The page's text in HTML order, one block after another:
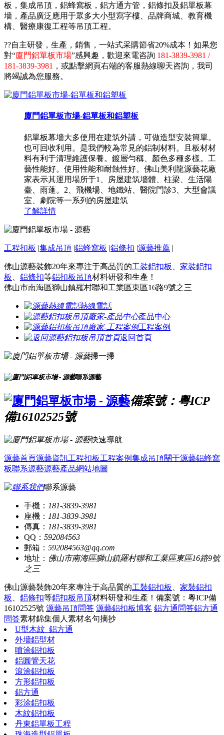
板，集成吊頂，鋁蜂窩板，鋁方通方管，鋁條扣及鋁單板幕
墻，產品廣泛應用于眾多大小型寫字樓、品牌商城、教育機
構、醫療康復工程等吊頂工程。
??自主研發，生產，銷售，一站式采購節省20%成本！如果您
對“廈門鋁單板市場”感興趣，歡迎來電咨詢 181-3839-3981 /
181-3839-3981 ，或點擊網頁右端的客服熱線聊天咨詢，我司
將竭誠為您服務。
廈門鋁單板市場-鋁單板和鋁塑板
鋁單板幕墻大多使用在建筑外請，可做造型安裝簡單。
也可回收利用。是我們較為常見的鋁制材料。且板材材
料有利于清理維護保養。鍍層勻稱、顏色多種多樣。工
藝性能好。使用性能和耐蝕性好。佛山美利龍源藝花廠
家表示其運用場所于1、房屋建筑墻體、柱梁、生活陽
臺、雨蓬。2、飛機場、地鐵站、醫院門診3、大型會議
室、劇院等一系列的房屋建筑
了解詳情
工程扣板 |集成吊頂 |鋁蜂窩板 |鋁條扣 |源藝推薦 |
佛山源藝裝飾20年來專注于高品質的工裝鋁扣板
家裝鋁扣
板
鋁條扣等鋁扣板吊頂材料研發和生產！
佛山市南海區獅山鎮羅村聯和工業區東區16路9號之三
熱線電話
產品中心
工程案例
返回首頁
掃一掃
聯系源藝
備案號：粵ICP
備16102525號
快速導航
源藝首頁源藝資訊工程扣板工程案例集成吊頂關于源藝鋁蜂窩
板聯系源藝源藝產品網站地圖
聯系源藝
手機： 181-3839-3981
座機： 181-3839-3981
傳真： 181-3839-3981
QQ： 592084563
郵箱： 592084563@qq.com
地址： 佛山市南海區獅山鎮羅村聯和工業區東區16路9號
之三
佛山源藝裝飾20年來專注于高品質的工裝鋁扣板
家裝鋁扣
板
鋁條扣等鋁扣板吊頂材料研發和生產！ 備案號：粵ICP備
16102525號 源藝吊頂問答 源藝鋁扣板博客 鋁方通問答鋁方通
問答素材錦集個人素材名句摘抄
U型木紋_鋁方通
外墻鋁型材
噴涂鋁扣板
鋁圓管天花
滾涂鋁扣板
方形鋁扣板
鋁方通
彩涂鋁扣板
木紋鋁扣板
丹東鋁單板工程